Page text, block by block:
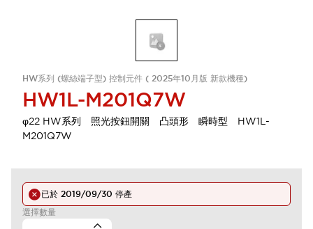
HW系列 (螺絲端子型) 控制元件 ( 2025年10月版 新款機種)
HW1L-M201Q7W
φ22 HW系列 照光按鈕開關 凸頭形 瞬時型 HW1L-
M201Q7W
已於 2019/09/30 停產
選擇數量